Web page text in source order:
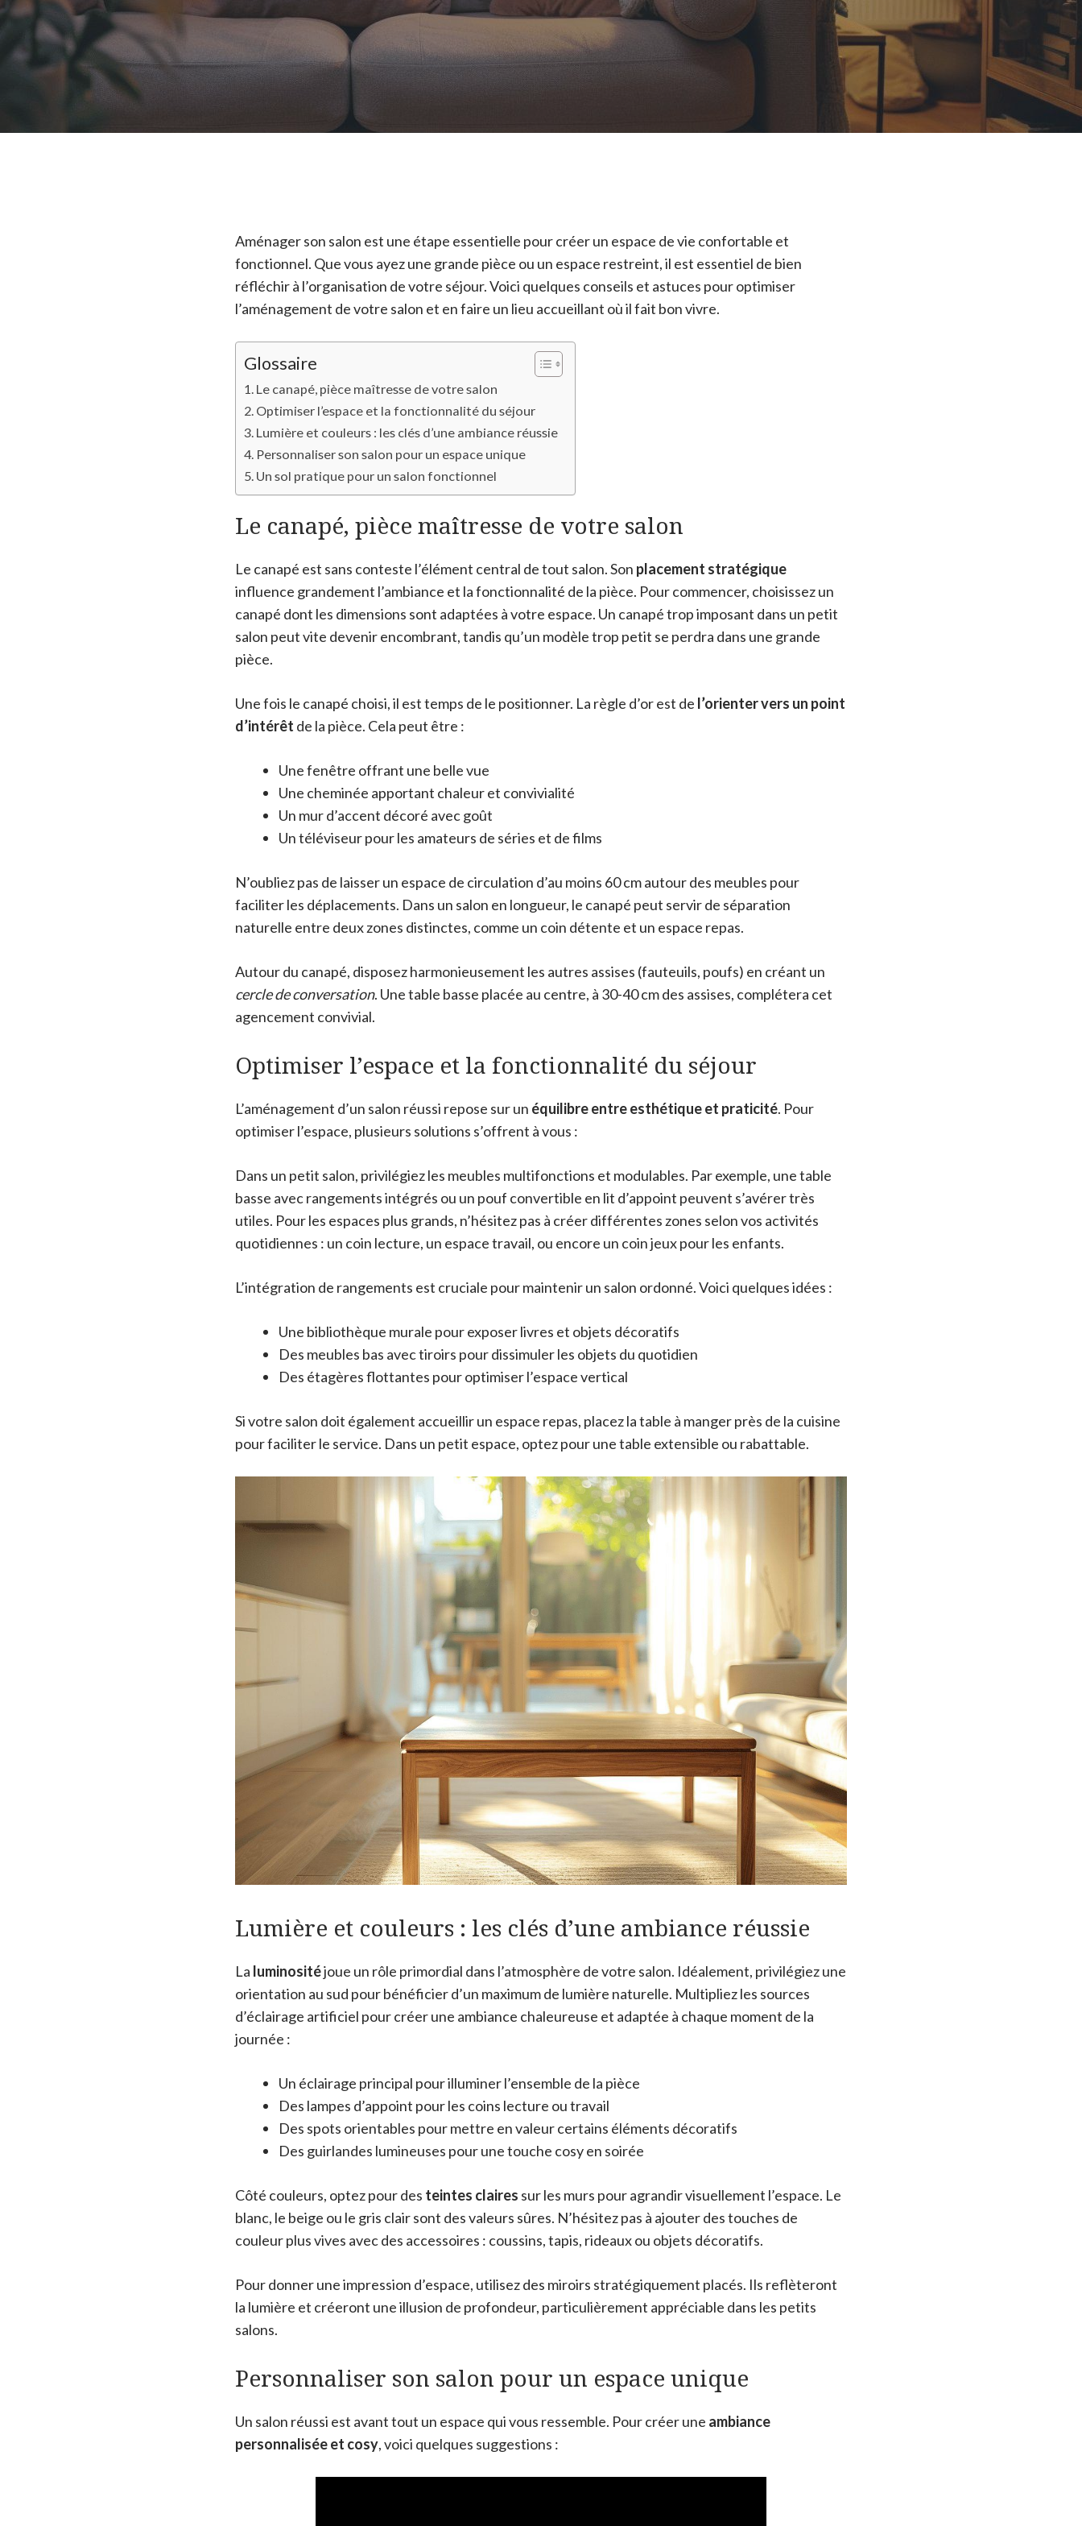
Aménager son salon est une étape essentielle pour créer un espace de vie confortable et
fonctionnel. Que vous ayez une grande pièce ou un espace restreint, il est essentiel de bien
réfléchir à l’organisation de votre séjour. Voici quelques conseils et astuces pour optimiser
l’aménagement de votre salon et en faire un lieu accueillant où il fait bon vivre.
Glossaire
Le canapé, pièce maîtresse de votre salon
Optimiser l’espace et la fonctionnalité du séjour
Lumière et couleurs : les clés d’une ambiance réussie
Personnaliser son salon pour un espace unique
Un sol pratique pour un salon fonctionnel
Le canapé, pièce maîtresse de votre salon
Le canapé est sans conteste l’élément central de tout salon. Son placement stratégique
influence grandement l’ambiance et la fonctionnalité de la pièce. Pour commencer, choisissez un
canapé dont les dimensions sont adaptées à votre espace. Un canapé trop imposant dans un petit
salon peut vite devenir encombrant, tandis qu’un modèle trop petit se perdra dans une grande
pièce.
Une fois le canapé choisi, il est temps de le positionner. La règle d’or est de l’orienter vers un point
d’intérêt de la pièce. Cela peut être :
Une fenêtre offrant une belle vue
Une cheminée apportant chaleur et convivialité
Un mur d’accent décoré avec goût
Un téléviseur pour les amateurs de séries et de films
N’oubliez pas de laisser un espace de circulation d’au moins 60 cm autour des meubles pour
faciliter les déplacements. Dans un salon en longueur, le canapé peut servir de séparation
naturelle entre deux zones distinctes, comme un coin détente et un espace repas.
Autour du canapé, disposez harmonieusement les autres assises (fauteuils, poufs) en créant un
cercle de conversation. Une table basse placée au centre, à 30-40 cm des assises, complétera cet
agencement convivial.
Optimiser l’espace et la fonctionnalité du séjour
L’aménagement d’un salon réussi repose sur un équilibre entre esthétique et praticité. Pour
optimiser l’espace, plusieurs solutions s’offrent à vous :
Dans un petit salon, privilégiez les meubles multifonctions et modulables. Par exemple, une table
basse avec rangements intégrés ou un pouf convertible en lit d’appoint peuvent s’avérer très
utiles. Pour les espaces plus grands, n’hésitez pas à créer différentes zones selon vos activités
quotidiennes : un coin lecture, un espace travail, ou encore un coin jeux pour les enfants.
L’intégration de rangements est cruciale pour maintenir un salon ordonné. Voici quelques idées :
Une bibliothèque murale pour exposer livres et objets décoratifs
Des meubles bas avec tiroirs pour dissimuler les objets du quotidien
Des étagères flottantes pour optimiser l’espace vertical
Si votre salon doit également accueillir un espace repas, placez la table à manger près de la cuisine
pour faciliter le service. Dans un petit espace, optez pour une table extensible ou rabattable.
Lumière et couleurs : les clés d’une ambiance réussie
La luminositéjoue un rôle primordial dans l’atmosphère de votre salon. Idéalement, privilégiez une
orientation au sud pour bénéficier d’un maximum de lumière naturelle. Multipliez les sources
d’éclairage artificiel pour créer une ambiance chaleureuse et adaptée à chaque moment de la
journée :
Un éclairage principal pour illuminer l’ensemble de la pièce
Des lampes d’appoint pour les coins lecture ou travail
Des spots orientables pour mettre en valeur certains éléments décoratifs
Des guirlandes lumineuses pour une touche cosy en soirée
Côté couleurs, optez pour des teintes claires sur les murs pour agrandir visuellement l’espace. Le
blanc, le beige ou le gris clair sont des valeurs sûres. N’hésitez pas à ajouter des touches de
couleur plus vives avec des accessoires : coussins, tapis, rideaux ou objets décoratifs.
Pour donner une impression d’espace, utilisez des miroirs stratégiquement placés. Ils reflèteront
la lumière et créeront une illusion de profondeur, particulièrement appréciable dans les petits
salons.
Personnaliser son salon pour un espace unique
Un salon réussi est avant tout un espace qui vous ressemble. Pour créer une ambiance
personnalisée et cosy, voici quelques suggestions :